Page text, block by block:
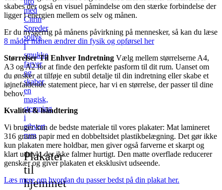
med
Citrin
Spreder
sollys
i
smukke
farver
og
skaber
en
magisk,
stemning
i
ethvert
rum
Plakater
til
hjemmet
skabes der også en visuel påmindelse om den stærke forbindelse der
ligger i energien mellem os selv og månen.
Er du nysgerrig på månens påvirkning på mennesker, så kan du læse
8 måder månen ændrer din fysik og opførsel her
Størrelser Til Enhver Indretning Vælg mellem størrelserne A4,
A3 og A2 for at finde den perfekte pasform til dit rum. Uanset om
du ønsker at tilføje en subtil detalje til din indretning eller skabe et
iøjnefaldende statement piece, har vi en størrelse, der passer til dine
behov.
Kvalitet & håndtering
Vi bruger kun de bedste materiale til vores plakater: Mat lamineret
316 grams papir med en dobbeltsidet plastikbelægning. Det gør ikke
kun plakaten mere holdbar, men giver også farverne et skarpt og
klart udtryk, der ikke falmer hurtigt. Den matte overflade reducerer
genskær og giver plakaten et eksklusivt udseende.
Læs mere om hvordan du passer bedst på din plakat her.